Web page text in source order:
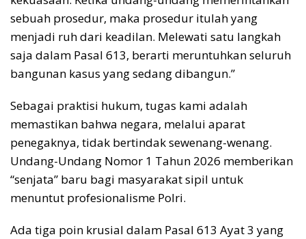
sebuah prosedur, maka prosedur itulah yang
menjadi ruh dari keadilan. Melewati satu langkah
saja dalam Pasal 613, berarti meruntuhkan seluruh
bangunan kasus yang sedang dibangun.”
Sebagai praktisi hukum, tugas kami adalah
memastikan bahwa negara, melalui aparat
penegaknya, tidak bertindak sewenang-wenang.
Undang-Undang Nomor 1 Tahun 2026 memberikan
“senjata” baru bagi masyarakat sipil untuk
menuntut profesionalisme Polri.
Ada tiga poin krusial dalam Pasal 613 Ayat 3 yang